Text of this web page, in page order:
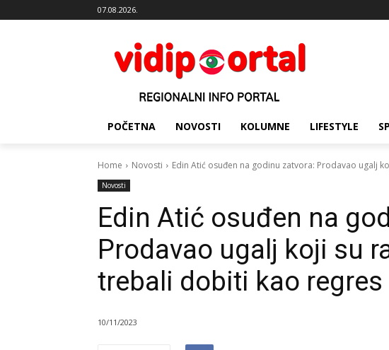
07.08.2026.
POČETNA NOVOSTI KOLUMNE LIFESTYLE
Home Novosti Edin Atić osuđen na godinu zatvora: Prodavao ugalj
Novosti
Edin Atić osuđen na
Prodavao ugalj koji su
trebali dobiti kao regres
10/11/2023